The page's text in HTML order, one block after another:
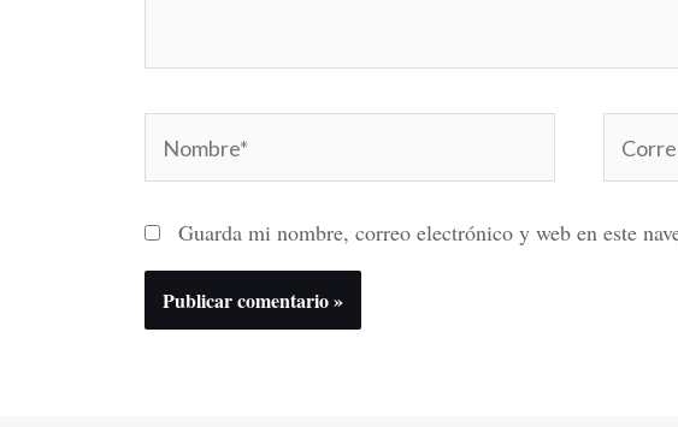
Guarda mi nombre, correo electrónico y web en este